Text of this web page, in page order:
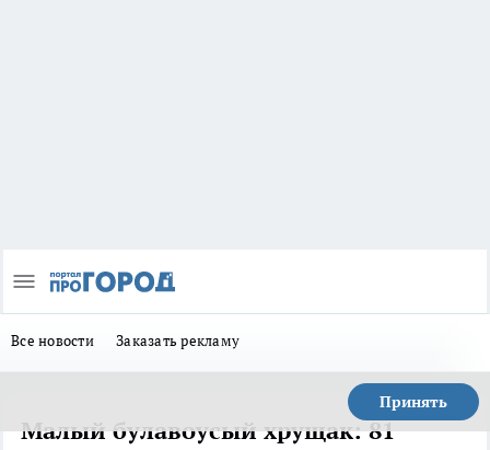
Все новости Заказать рекламу
Принять
Малый булавоусый хрущак: 81